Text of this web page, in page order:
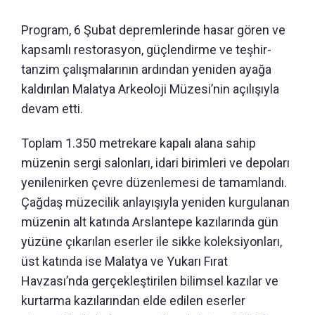
Program, 6 Şubat depremlerinde hasar gören ve
kapsamlı restorasyon, güçlendirme ve teşhir-
tanzim çalışmalarının ardından yeniden ayağa
kaldırılan Malatya Arkeoloji Müzesi’nin açılışıyla
devam etti.
Toplam 1.350 metrekare kapalı alana sahip
müzenin sergi salonları, idari birimleri ve depoları
yenilenirken çevre düzenlemesi de tamamlandı.
Çağdaş müzecilik anlayışıyla yeniden kurgulanan
müzenin alt katında Arslantepe kazılarında gün
yüzüne çıkarılan eserler ile sikke koleksiyonları,
üst katında ise Malatya ve Yukarı Fırat
Havzası’nda gerçekleştirilen bilimsel kazılar ve
kurtarma kazılarından elde edilen eserler